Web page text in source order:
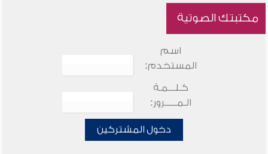
مكتبتك الصوتية
اسم
المستخدم:
كـلـــمـة
الـمـــــرور:
دخول المشتركين